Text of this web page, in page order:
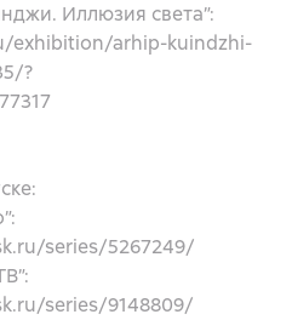
Иллюзия света”:
exhibition/arhip-kuindzhi-
?
series/5267249/
series/9148809/